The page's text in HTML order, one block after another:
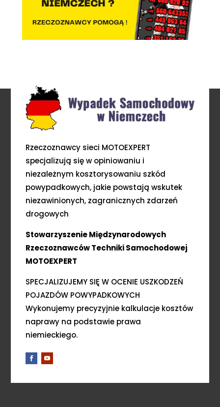
Rzeczoznawcy sieci MOTOEXPERT
specjalizują się w opiniowaniu i
niezależnym kosztorysowaniu szkód
powypadkowych, jakie powstają wskutek
niezawinionych, zagranicznych zdarzeń
drogowych
Stowarzyszenie Międzynarodowych
Rzeczoznawców Techniki Samochodowej
MOTOEXPERT
SPECJALIZUJEMY SIĘ W OCENIE USZKODZEŃ
POJAZDÓW POWYPADKOWYCH
Wykonujemy precyzyjnie kalkulacje kosztów
naprawy na podstawie prawa
niemieckiego.